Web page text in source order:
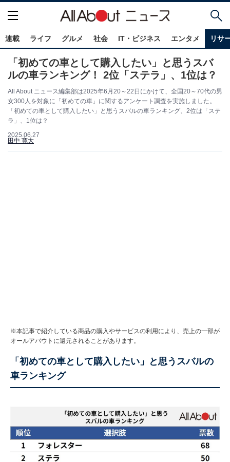
連載 ライフ グルメ 社会 IT・ビジネス エンタメ リサ
「初めての車として購入したい」と思うスバ
ルの車ランキング！ 2位「ステラ」、1位は？
All About ニュース編集部は2025年6月20～22日にかけて、全国20～70代の男
女300人を対象に「初めての車」に関するアンケート調査を実施しました。
「初めての車として購入したい」と思うスバルの車ランキング、2位は「ステ
ラ」、1位は？
2025.06.27
田中 寛大
※本記事で紹介している商品の購入やサービスの利用により、売上の一部が
オールアバウトに還元されることがあります。
「初めての車として購入したい」と思うスバルの
車ランキング